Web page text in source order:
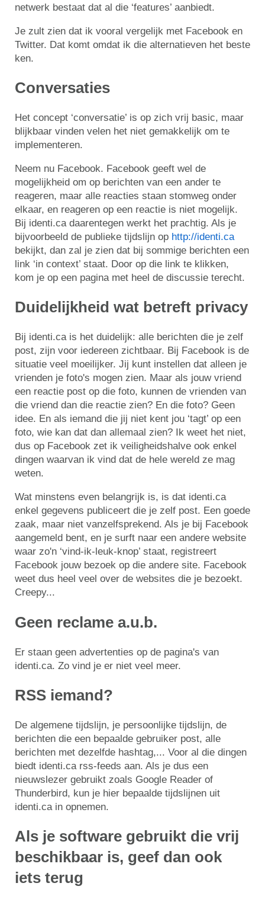
netwerk bestaat dat al die ‘features’ aanbiedt.
Je zult zien dat ik vooral vergelijk met Facebook en
Twitter. Dat komt omdat ik die alternatieven het beste
ken.
Conversaties
Het concept ‘conversatie’ is op zich vrij basic, maar
blijkbaar vinden velen het niet gemakkelijk om te
implementeren.
Neem nu Facebook. Facebook geeft wel de
mogelijkheid om op berichten van een ander te
reageren, maar alle reacties staan stomweg onder
elkaar, en reageren op een reactie is niet mogelijk.
Bij identi.ca daarentegen werkt het prachtig. Als je
bijvoorbeeld de publieke tijdslijn op http://identi.ca
bekijkt, dan zal je zien dat bij sommige berichten een
link ‘in context’ staat. Door op die link te klikken,
kom je op een pagina met heel de discussie terecht.
Duidelijkheid wat betreft privacy
Bij identi.ca is het duidelijk: alle berichten die je zelf
post, zijn voor iedereen zichtbaar. Bij Facebook is de
situatie veel moeilijker. Jij kunt instellen dat alleen je
vrienden je foto's mogen zien. Maar als jouw vriend
een reactie post op die foto, kunnen de vrienden van
die vriend dan die reactie zien? En die foto? Geen
idee. En als iemand die jij niet kent jou ‘tagt’ op een
foto, wie kan dat dan allemaal zien? Ik weet het niet,
dus op Facebook zet ik veiligheidshalve ook enkel
dingen waarvan ik vind dat de hele wereld ze mag
weten.
Wat minstens even belangrijk is, is dat identi.ca
enkel gegevens publiceert die je zelf post. Een goede
zaak, maar niet vanzelfsprekend. Als je bij Facebook
aangemeld bent, en je surft naar een andere website
waar zo'n ‘vind-ik-leuk-knop’ staat, registreert
Facebook jouw bezoek op die andere site. Facebook
weet dus heel veel over de websites die je bezoekt.
Creepy...
Geen reclame a.u.b.
Er staan geen advertenties op de pagina's van
identi.ca. Zo vind je er niet veel meer.
RSS iemand?
De algemene tijdslijn, je persoonlijke tijdslijn, de
berichten die een bepaalde gebruiker post, alle
berichten met dezelfde hashtag,... Voor al die dingen
biedt identi.ca rss-feeds aan. Als je dus een
nieuwslezer gebruikt zoals Google Reader of
Thunderbird, kun je hier bepaalde tijdslijnen uit
identi.ca in opnemen.
Als je software gebruikt die vrij
beschikbaar is, geef dan ook
iets terug